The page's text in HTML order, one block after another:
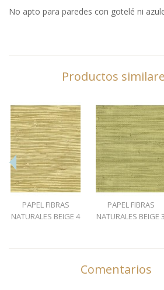
No apto para paredes con gotelé ni
Productos
PAPEL FIBRAS
NATURALES BEIGE 4
PAPEL FIBRAS
NATURALES BEIGE 3
Comentarios